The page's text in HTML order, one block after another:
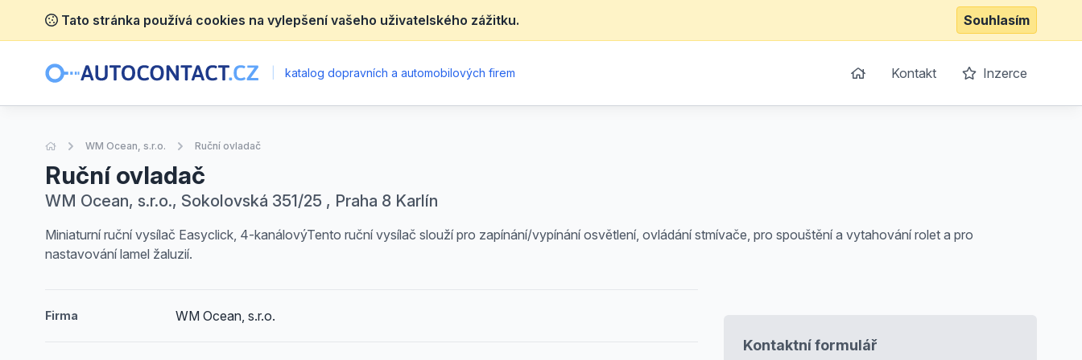
Tato stránka používá cookies na vylepšení vašeho uživatelského zážitku. Souhlasím
katalog dopravních a automobilových firem Kontakt Inzerce
Úvodní stránka
WM Ocean, s.r.o. Ruční ovladač
Ruční ovladač
WM Ocean, s.r.o., Sokolovská 351/25 , Praha 8 Karlín
Miniaturní ruční vysílač Easyclick, 4-kanálovýTento ruční vysílač slouží pro zapínání/vypínání osvětlení, ovládání stmívače, pro spouštění a vytahování rolet a pro
nastavování lamel žaluzií.
Firma WM Ocean, s.r.o.
Kontaktní formulář